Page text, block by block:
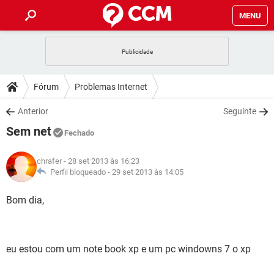
MENU
CELULAR FACEBOOK
OUTLOOK
INSTAGRAM
GUIA DE COMPRAS
DICAS
JOGOS WHATSAPP
INSTAGRAM
GUIA DE COMPRAS
DOWNLOADS
JOGOS
CELULAR
OUTLOOK EXCEL
INSTAGRAM
JOGOS
CELULAR
OUTLOOK
GUIA DE COMPRAS
GLOSSÁRIO
JOGOS
Fórum Problemas Internet
Anterior Seguinte
Sem net Fechado
chrafer - 28 set 2013 às 16:23
Perfil bloqueado - 29 set 2013 às 14:05
Bom dia,
eu estou com um note book xp e um pc windowns 7 o xp